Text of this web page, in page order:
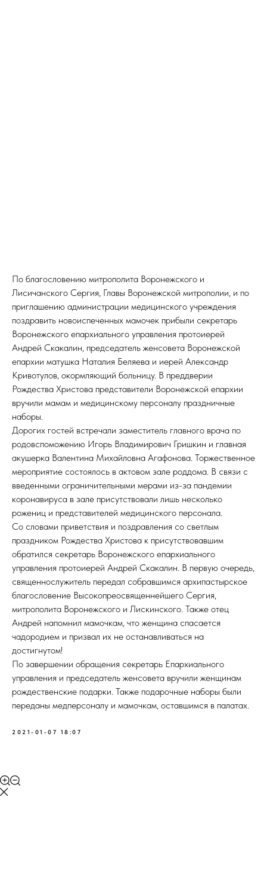
По благословению митрополита Воронежского и
Лисичанского Сергия, Главы Воронежской митрополии, и по
приглашению администрации медицинского учреждения
поздравить новоиспеченных мамочек прибыли секретарь
Воронежского епархиального управления протоиерей
Андрей Скакалин, председатель женсовета Воронежской
епархии матушка Наталия Беляева и иерей Александр
Кривотулов, окормляющий больницу. В преддверии
Рождества Христова представители Воронежской епархии
вручили мамам и медицинскому персоналу праздничные
наборы.
Дорогих гостей встречали заместитель главного врача по
родовспоможению Игорь Владимирович Гришкин и главная
акушерка Валентина Михайловна Агафонова. Торжественное
мероприятие состоялось в актовом зале роддома. В связи с
введенными ограничительными мерами из-за пандемии
коронавируса в зале присутствовали лишь несколько
рожениц и представителей медицинского персонала.
Со словами приветствия и поздравления со светлым
праздником Рождества Христова к присутствовавшим
обратился секретарь Воронежского епархиального
управления протоиерей Андрей Скакалин. В первую очередь,
священнослужитель передал собравшимся архипастырское
благословение Высокопреосвященнейшего Сергия,
митрополита Воронежского и Лискинского. Также отец
Андрей напомнил мамочкам, что женщина спасается
чадородием и призвал их не останавливаться на
достигнутом!
По завершении обращения секретарь Епархиального
управления и председатель женсовета вручили женщинам
рождественские подарки. Также подарочные наборы были
переданы медперсоналу и мамочкам, оставшимся в палатах.
2021-01-07 18:07